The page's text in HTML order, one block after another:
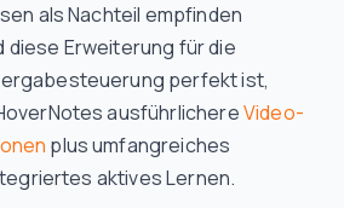
als Nachteil empfinden
diese Erweiterung für die
perfekt ist,
ausführlichereVideo-
plus umfangreiches
aktives Lernen.